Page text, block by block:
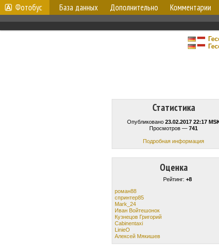
Фотобус База данных Дополнительно Комментарии
Статистика
Опубликовано 23.02.2017 22:17
Просмотров — 741
Подробная информация
Оценка
Рейтинг: +8
роман88
спринтер85
Mark_24
Иван Войтешонок
Кузнецов Григорий
Cabinentaxi
LinieO
Алексей Мякишев